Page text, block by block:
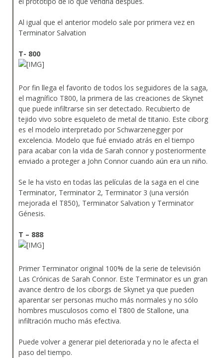
Al igual que el anterior modelo sale por primera vez en
Terminator Salvation
T- 800
Por fin llega el favorito de todos los seguidores de la saga,
el magnífico T800, la primera de las creaciones de Skynet
que puede infiltrarse sin ser detectado. Recubierto de
tejido vivo sobre esqueleto de metal de titanio. Este ciborg
es el modelo interpretado por Schwarzenegger por
excelencia. Modelo que fué enviado atrás en el tiempo
para acabar con la vida de Sarah connor y posteriormente
enviado a proteger a John Connor cuando aún era un niño.
Se le ha visto en todas las películas de la saga en el cine
Terminator, Terminator 2, Terminator 3 (una versión
mejorada el T850), Terminator Salvation y Terminator
Génesis.
T – 888
Primer Terminator original 100% de la serie de televisión
Las Crónicas de Sarah Connor. Este Terminator es un gran
avance dentro de los ciborgs de Skynet ya que pueden
aparentar ser personas mucho más normales y no sólo
hombres musculosos como el T800 de Stallone, una
infiltración mucho más efectiva.
Puede volver a generar piel deteriorada y no le afecta el
paso del tiempo.